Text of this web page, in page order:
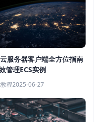
服务器客户端全方位指南
管理ECS实例
程2025-06-27